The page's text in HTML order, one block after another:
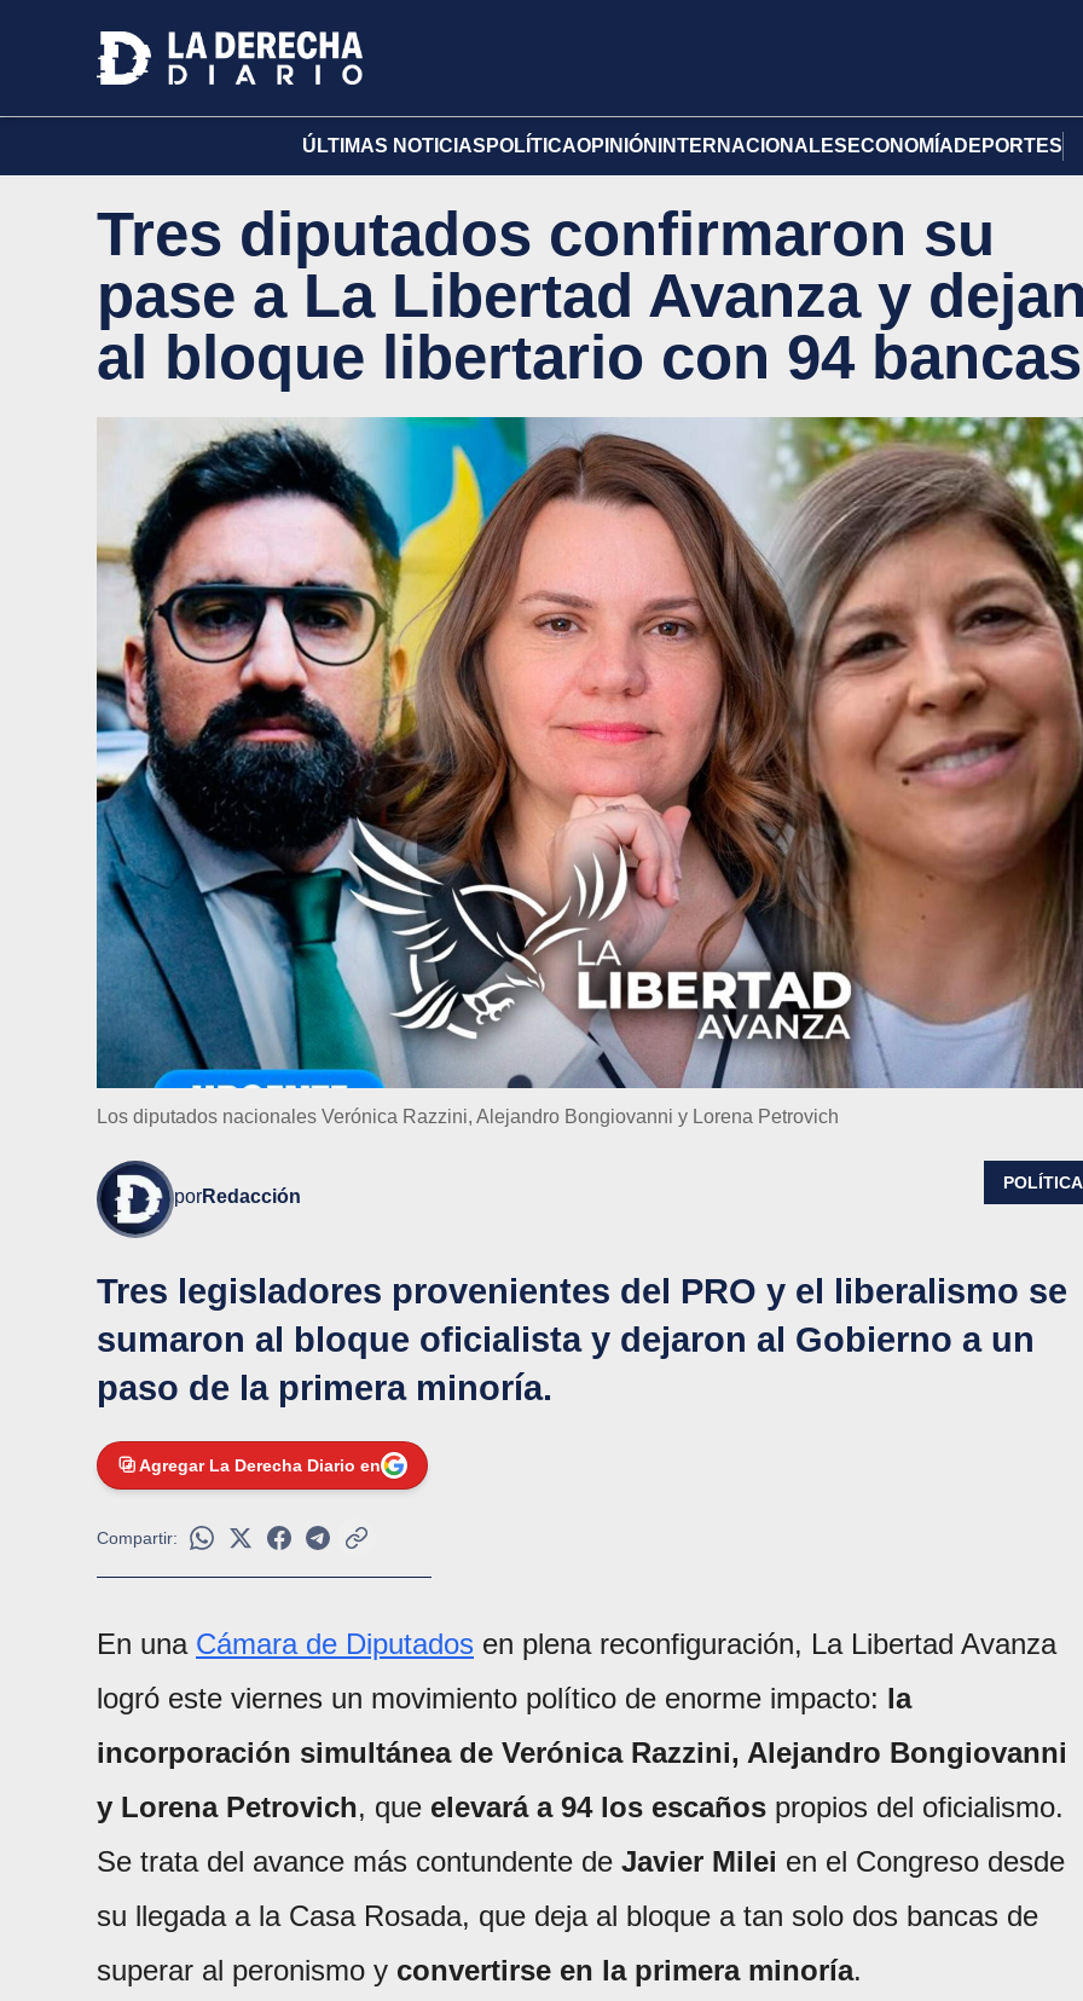
ÚLTIMAS NOTICIAS POLÍTICAOPINIÓN INTERNACIONALES ECONOMÍA DEPORTES
Tres diputados confirmaron su
pase a La Libertad Avanza y
al bloque libertario con 94 bancas
Los diputados nacionales Verónica Razzini, Alejandro Bongiovanni y Lorena Petrovich
porRedacción
POLÍTICA
Tres legisladores provenientes del PRO y el liberalismo se
sumaron al bloque oficialista y dejaron al Gobierno a un
paso de la primera minoría.
Agregar La Derecha Diario en
Compartir:
En una Cámara de Diputados en plena reconfiguración, La Libertad Avanza
logró este viernes un movimiento político de enorme impacto: la
incorporación simultánea de Verónica Razzini, Alejandro Bongiovanni
y Lorena Petrovich, que elevará a 94 los escaños propios del oficialismo.
Se trata del avance más contundente de Javier Milei en el Congreso desde
su llegada a la Casa Rosada, que deja al bloque a tan solo dos bancas de
superar al peronismo y convertirse en la primera minoría.